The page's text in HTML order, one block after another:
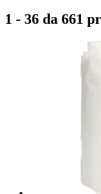
1 - 36 da 661